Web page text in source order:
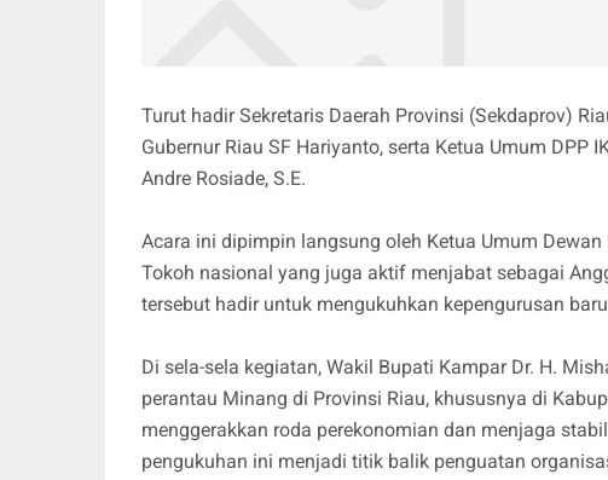
Turut hadir Sekretaris Daerah Provinsi (Sekdaprov)
Gubernur Riau SF Hariyanto, serta Ketua Umum DPP
Andre Rosiade, S.E.
Acara ini dipimpin langsung oleh Ketua Umum Dewan
Tokoh nasional yang juga aktif menjabat sebagai
tersebut hadir untuk mengukuhkan kepengurusan
Di sela-sela kegiatan, Wakil Bupati Kampar Dr. H.
perantau Minang di Provinsi Riau, khususnya di
menggerakkan roda perekonomian dan menjaga
pengukuhan ini menjadi titik balik penguatan